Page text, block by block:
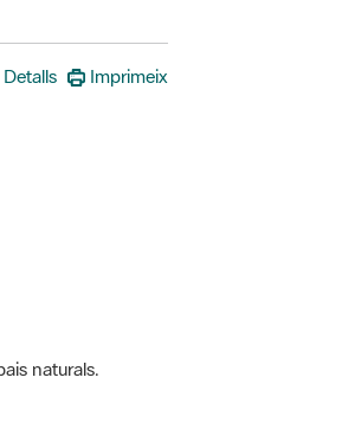
Detalls Imprimeix
naturals.